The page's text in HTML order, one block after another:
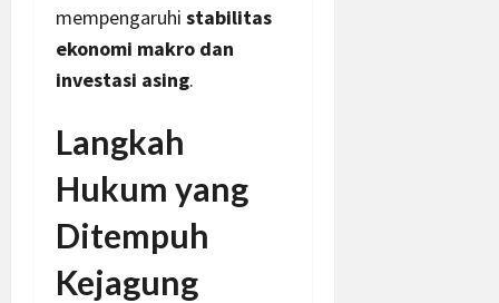
mempengaruhi stabilitas
ekonomi makro dan
investasi asing.
Langkah
Hukum yang
Ditempuh
Kejagung